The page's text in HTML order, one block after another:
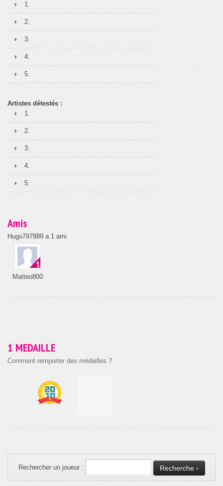
1.
2.
3.
4.
5.
Artistes détestés :
1.
2.
3.
4.
5.
Amis
Hugo797889 a 1 ami
Matteo800
1 MEDAILLE
Comment remporter des médailles ?
Rechercher un joueur :